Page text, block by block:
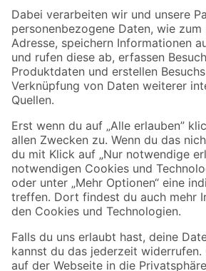
Zahlungsarten
Sicher einkaufen
Jetzt die toom-App herunterladen
Alle Preisangaben in EUR inkl. gesetzl. MwSt.. Die
Umständen nicht in allen Märkten verfügbar. Die